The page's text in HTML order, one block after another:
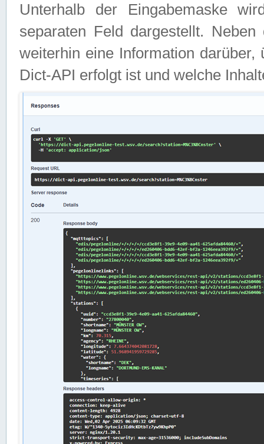
Unterhalb der Eingabemaske
separaten Feld dargestellt.
weiterhin eine Information
Dict-API erfolgt ist und welche